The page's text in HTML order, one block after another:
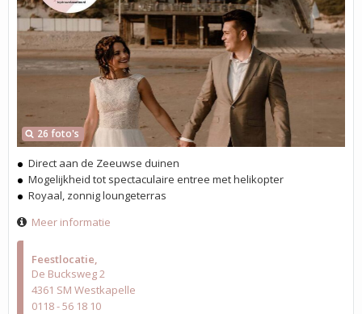
Feestlocatie
De Bucksweg 2
4361 SM Westkapelle
0118 - 56 18 10
26 foto's
Direct aan de Zeeuwse duinen
Mogelijkheid tot spectaculaire entree met helikopter
Royaal, zonnig loungeterras
Meer informatie